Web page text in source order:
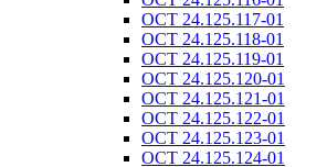
ОСТ 24.125.117-01
ОСТ 24.125.118-01
ОСТ 24.125.119-01
ОСТ 24.125.120-01
ОСТ 24.125.121-01
ОСТ 24.125.122-01
ОСТ 24.125.123-01
ОСТ 24.125.124-01